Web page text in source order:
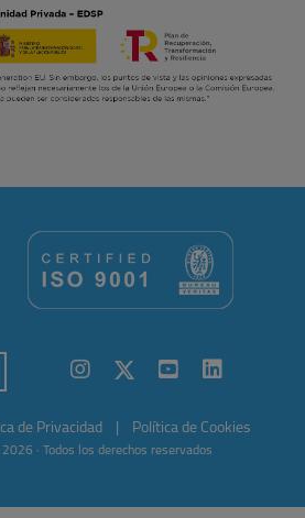
de Privacidad Política de Cookies
· Todos los derechos reservados